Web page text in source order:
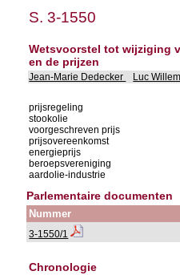
S. 3-1550
Wetsvoorstel tot wijziging
en de prijzen
Jean-Marie Dedecker Luc
prijsregeling
stookolie
voorgeschreven prijs
prijsovereenkomst
energieprijs
beroepsvereniging
aardolie-industrie
Parlementaire documenten
Nummer
3-1550/1
Chronologie